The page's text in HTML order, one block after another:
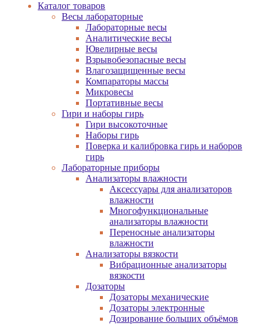
Каталог товаров
Весы лабораторные
Лабораторные весы
Аналитические весы
Ювелирные весы
Взрывобезопасные весы
Влагозащищенные весы
Компараторы массы
Микровесы
Портативные весы
Гири и наборы гирь
Гири высокоточные
Наборы гирь
Поверка и калибровка гирь и наборов
гирь
Лабораторные приборы
Анализаторы влажности
Аксессуары для анализаторов
влажности
Многофункциональные
анализаторы влажности
Переносные анализаторы
влажности
Анализаторы вязкости
Вибрационные анализаторы
вязкости
Дозаторы
Дозаторы механические
Дозаторы электронные
Дозирование больших объёмов